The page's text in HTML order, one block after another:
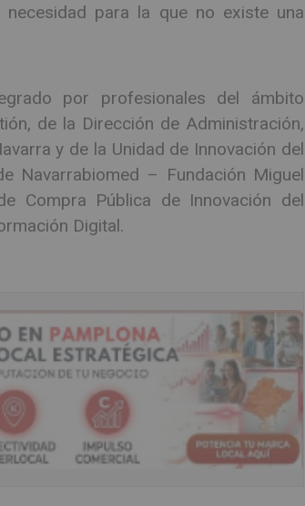
para la que no existe una
por profesionales del ámbito
de la Dirección de Administración,
y de la Unidad de Innovación del
Navarrabiomed – Fundación Miguel
Compra Pública de Innovación del
Digital.